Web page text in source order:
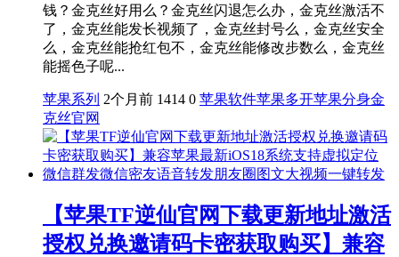
钱？金克丝好用么？金克丝闪退怎么办，金克丝激活不
了，金克丝能发长视频了，金克丝封号么，金克丝安全
么，金克丝能抢红包不，金克丝能修改步数么，金克丝
能摇色子呢...
苹果系列 2个月前 1414 0 苹果软件苹果多开苹果分身金
克丝官网
【苹果TF逆仙官网下载更新地址激活
授权兑换邀请码卡密获取购买】兼容